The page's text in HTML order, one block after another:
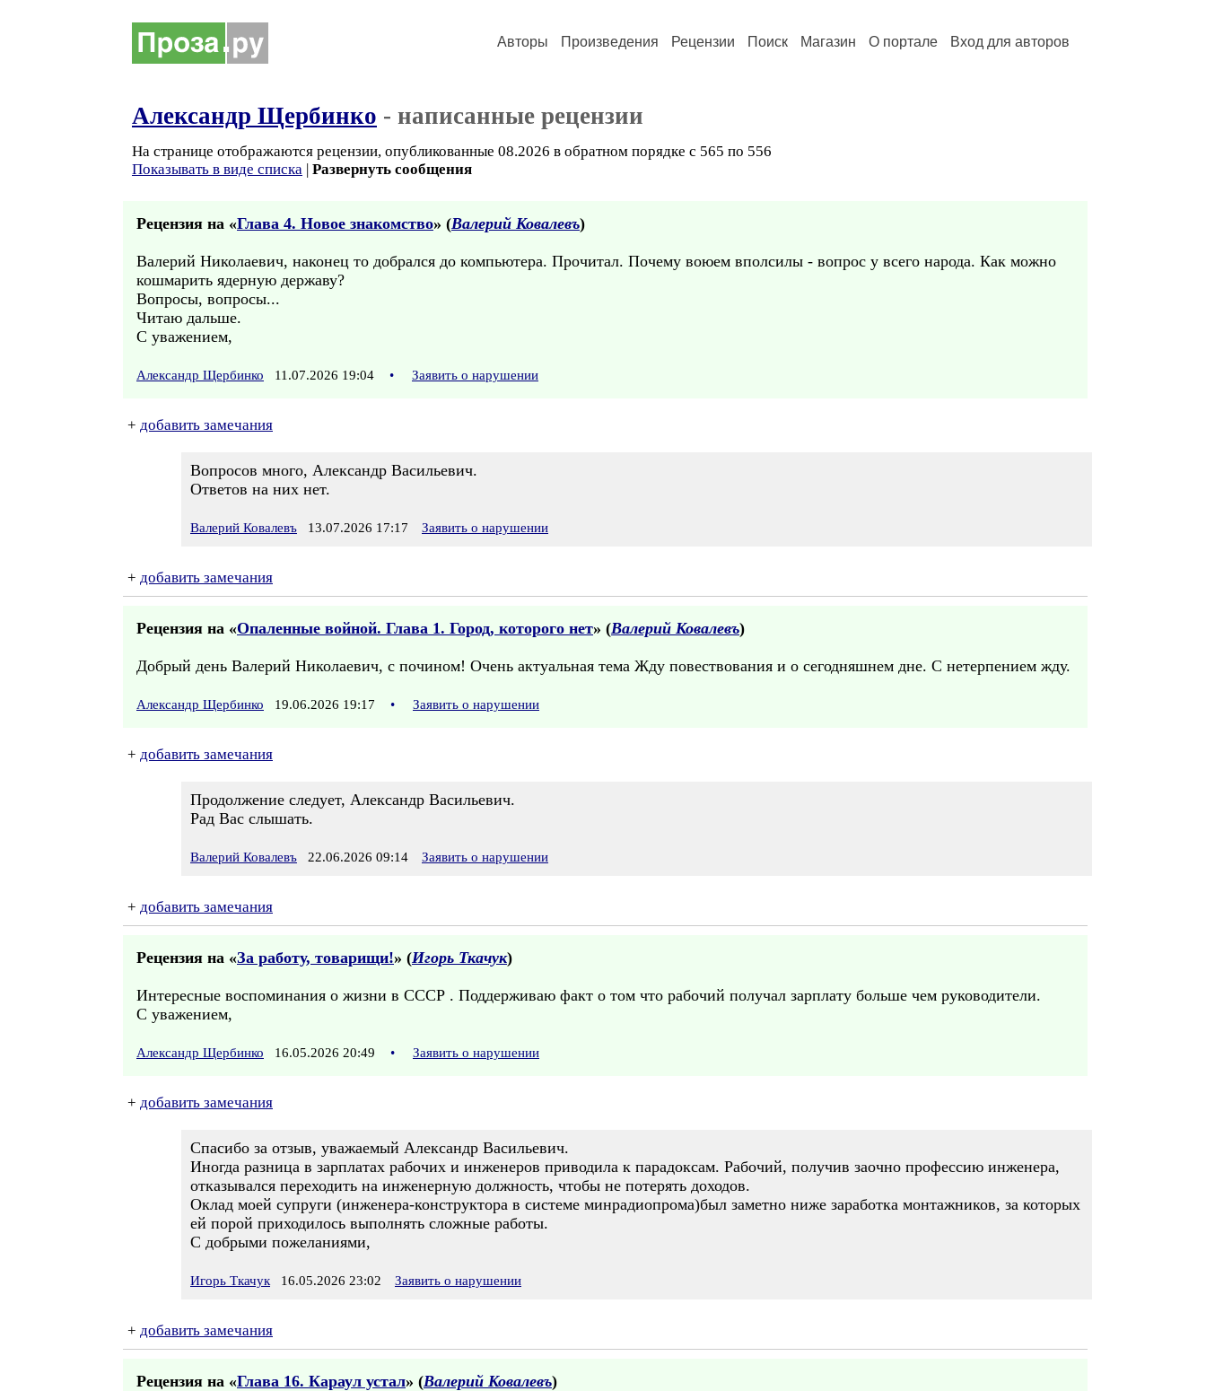
Авторы Произведения Рецензии Поиск Магазин О портале Вход для авторов
Александр Щербинко - написанные рецензии
На странице отображаются рецензии, опубликованные 08.2026 в обратном порядке с 565 по 556
Показывать в виде списка | Развернуть сообщения
Рецензия на «Глава 4. Новое знакомство» (Валерий Ковалевъ)
Валерий Николаевич, наконец то добрался до компьютера. Прочитал. Почему воюем вполсилы - вопрос у всего народа. Как можно
кошмарить ядерную державу?
Вопросы, вопросы...
Читаю дальше.
С уважением,
Александр Щербинко 11.07.2026 19:04 • Заявить о нарушении
+ добавить замечания
Вопросов много, Александр Васильевич.
Ответов на них нет.
Валерий Ковалевъ 13.07.2026 17:17 Заявить о нарушении
+ добавить замечания
Рецензия на «Опаленные войной. Глава 1. Город, которого нет» (Валерий Ковалевъ)
Добрый день Валерий Николаевич, с почином! Очень актуальная тема Жду повествования и о сегодняшнем дне. С нетерпением жду.
Александр Щербинко 19.06.2026 19:17 • Заявить о нарушении
+ добавить замечания
Продолжение следует, Александр Васильевич.
Рад Вас слышать.
Валерий Ковалевъ 22.06.2026 09:14 Заявить о нарушении
+ добавить замечания
Рецензия на «За работу, товарищи!» (Игорь Ткачук)
Интересные воспоминания о жизни в СССР . Поддерживаю факт о том что рабочий получал зарплату больше чем руководители.
С уважением,
Александр Щербинко 16.05.2026 20:49 • Заявить о нарушении
+ добавить замечания
Спасибо за отзыв, уважаемый Александр Васильевич.
Иногда разница в зарплатах рабочих и инженеров приводила к парадоксам. Рабочий, получив заочно профессию инженера,
отказывался переходить на инженерную должность, чтобы не потерять доходов.
Оклад моей супруги (инженера-конструктора в системе минрадиопрома)был заметно ниже заработка монтажников, за которых
ей порой приходилось выполнять сложные работы.
С добрыми пожеланиями,
Игорь Ткачук 16.05.2026 23:02 Заявить о нарушении
+ добавить замечания
Рецензия на «Глава 16. Караул устал» (Валерий Ковалевъ)